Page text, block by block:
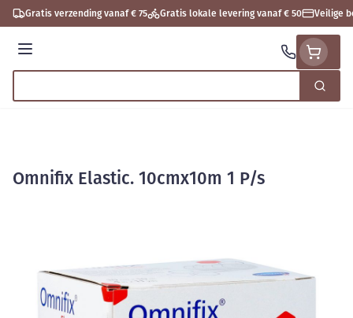
Ga naar de inhoud
Gratis verzending vanaf € 75 Gratis lokale levering vanaf € 50 Veilige
Menu
Zoek
Omnifix Elastic. 10cmx10m 1 P/s